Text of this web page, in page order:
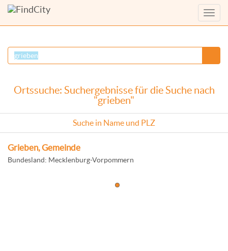
Menü
Ortssuche: Suchergebnisse für die Suche nach
"grieben"
Suche in Name und PLZ
Grieben, Gemeinde
Bundesland: Mecklenburg-Vorpommern